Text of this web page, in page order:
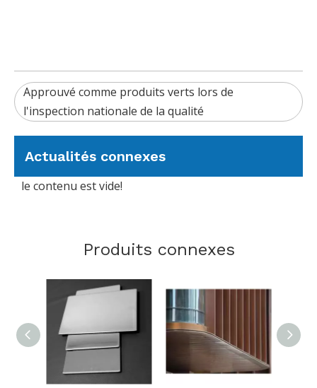
Approuvé comme produits verts lors de
l'inspection nationale de la qualité
Actualités connexes
le contenu est vide!
Produits connexes